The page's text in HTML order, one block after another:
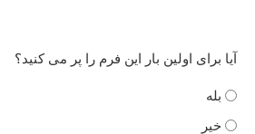
آیا برای اولین بار این فرم را پر می کنید؟
بله
خیر